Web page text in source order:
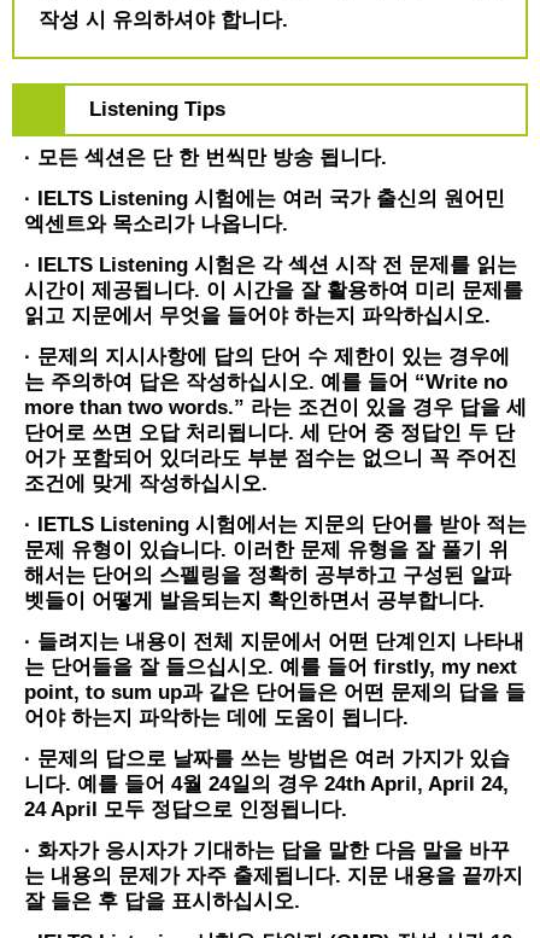
작성 시 유의하셔야 합니다.
Listening Tips
· 모든 섹션은 단 한 번씩만 방송 됩니다.
· IELTS Listening 시험에는 여러 국가 출신의 원어민
엑센트와 목소리가 나옵니다.
· IELTS Listening 시험은 각 섹션 시작 전 문제를 읽는
시간이 제공됩니다. 이 시간을 잘 활용하여 미리 문제를
읽고 지문에서 무엇을 들어야 하는지 파악하십시오.
· 문제의 지시사항에 답의 단어 수 제한이 있는 경우에
는 주의하여 답은 작성하십시오. 예를 들어 “Write no
more than two words.” 라는 조건이 있을 경우 답을 세
단어로 쓰면 오답 처리됩니다. 세 단어 중 정답인 두 단
어가 포함되어 있더라도 부분 점수는 없으니 꼭 주어진
조건에 맞게 작성하십시오.
· IETLS Listening 시험에서는 지문의 단어를 받아 적는
문제 유형이 있습니다. 이러한 문제 유형을 잘 풀기 위
해서는 단어의 스펠링을 정확히 공부하고 구성된 알파
벳들이 어떻게 발음되는지 확인하면서 공부합니다.
· 들려지는 내용이 전체 지문에서 어떤 단계인지 나타내
는 단어들을 잘 들으십시오. 예를 들어 firstly, my next
point, to sum up과 같은 단어들은 어떤 문제의 답을 들
어야 하는지 파악하는 데에 도움이 됩니다.
· 문제의 답으로 날짜를 쓰는 방법은 여러 가지가 있습
니다. 예를 들어 4월 24일의 경우 24th April, April 24,
24 April 모두 정답으로 인정됩니다.
· 화자가 응시자가 기대하는 답을 말한 다음 말을 바꾸
는 내용의 문제가 자주 출제됩니다. 지문 내용을 끝까지
잘 들은 후 답을 표시하십시오.